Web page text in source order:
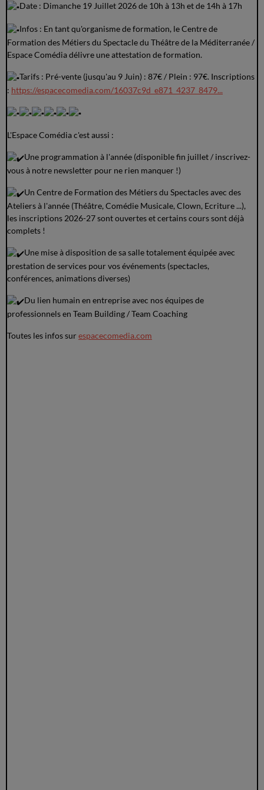
Date : Dimanche 19 Juillet 2026 de 10h à 13h et de 14h à 17h
Infos : En tant qu'organisme de formation, le Centre de
Formation des Métiers du Spectacle du Théâtre de la Méditerranée /
Espace Comédia délivre une attestation de formation.
Tarifs : Pré-vente (jusqu'au 9 Juin) : 87€ / Plein : 97€. Inscriptions
: https://espacecomedia.com/16037c9d_e871_4237_8479...
L'Espace Comédia c'est aussi :
Une programmation à l'année (disponible fin juillet / inscrivez-
vous à notre newsletter pour ne rien manquer !)
Un Centre de Formation des Métiers du Spectacles avec des
Ateliers à l'année (Théâtre, Comédie Musicale, Clown, Ecriture ...),
les inscriptions 2026-27 sont ouvertes et certains cours sont déjà
complets !
Une mise à disposition de sa salle totalement équipée avec
prestation de services pour vos événements (spectacles,
conférences, animations diverses)
Du lien humain en entreprise avec nos équipes de
professionnels en Team Building / Team Coaching
Toutes les infos surespacecomedia.com